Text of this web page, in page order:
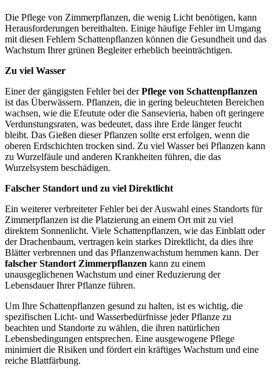
Die Pflege von Zimmerpflanzen, die wenig Licht benötigen, kann
Herausforderungen bereithalten. Einige häufige Fehler im Umgang
mit diesen Fehlern Schattenpflanzen können die Gesundheit und das
Wachstum Ihrer grünen Begleiter erheblich beeinträchtigen.
Zu viel Wasser
Einer der gängigsten Fehler bei derPflege von Schattenpflanzen
ist das Überwässern. Pflanzen, die in gering beleuchteten Bereichen
wachsen, wie die Efeutute oder die Sansevieria, haben oft geringere
Verdunstungsraten, was bedeutet, dass ihre Erde länger feucht
bleibt. Das Gießen dieser Pflanzen sollte erst erfolgen, wenn die
oberen Erdschichten trocken sind. Zu viel Wasser bei Pflanzen kann
zu Wurzelfäule und anderen Krankheiten führen, die das
Wurzelsystem beschädigen.
Falscher Standort und zu viel Direktlicht
Ein weiterer verbreiteter Fehler bei der Auswahl eines Standorts für
Zimmerpflanzen ist die Platzierung an einem Ort mit zu viel
direktem Sonnenlicht. Viele Schattenpflanzen, wie das Einblatt oder
der Drachenbaum, vertragen kein starkes Direktlicht, da dies ihre
Blätter verbrennen und das Pflanzenwachstum hemmen kann. Der
falscher Standort Zimmerpflanzen kann zu einem
unausgeglichenen Wachstum und einer Reduzierung der
Lebensdauer Ihrer Pflanze führen.
Um Ihre Schattenpflanzen gesund zu halten, ist es wichtig, die
spezifischen Licht- und Wasserbedürfnisse jeder Pflanze zu
beachten und Standorte zu wählen, die ihren natürlichen
Lebensbedingungen entsprechen. Eine ausgewogene Pflege
minimiert die Risiken und fördert ein kräftiges Wachstum und eine
reiche Blattfärbung.